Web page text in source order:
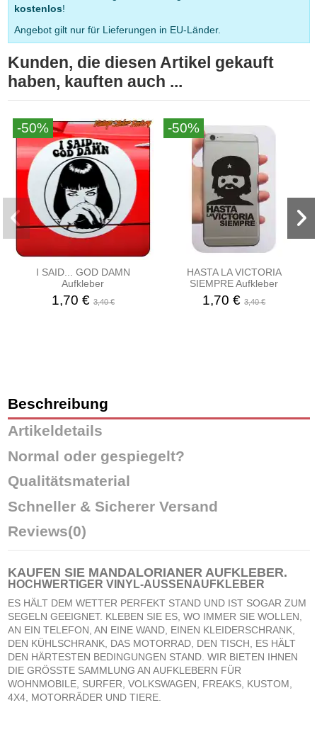
kostenlos!
Angebot gilt nur für Lieferungen in EU-Länder.
Kunden, die diesen Artikel gekauft
haben, kauften auch ...
-50%
I SAID... GOD DAMN
Aufkleber
1,70 € 3,40 €
-50%
HASTA LA VICTORIA
SIEMPRE Aufkleber
1,70 €3,40 €
Beschreibung
Artikeldetails
Normal oder gespiegelt?
Qualitätsmaterial
Schneller & Sicherer Versand
Reviews(0)
KAUFEN SIE MANDALORIANER AUFKLEBER.
HOCHWERTIGER VINYL-AUSSENAUFKLEBER
ES HÄLT DEM WETTER PERFEKT STAND UND IST SOGAR ZUM
SEGELN GEEIGNET. KLEBEN SIE ES, WO IMMER SIE WOLLEN,
AN EIN TELEFON, AN EINE WAND, EINEN KLEIDERSCHRANK,
DEN KÜHLSCHRANK, DAS MOTORRAD, DEN TISCH, ES HÄLT
DEN HÄRTESTEN BEDINGUNGEN STAND. WIR BIETEN IHNEN
DIE GRÖSSTE SAMMLUNG AN AUFKLEBERN FÜR
WOHNMOBILE, SURFER, VOLKSWAGEN, FREAKS, KUSTOM,
4X4, MOTORRÄDER UND TIERE.